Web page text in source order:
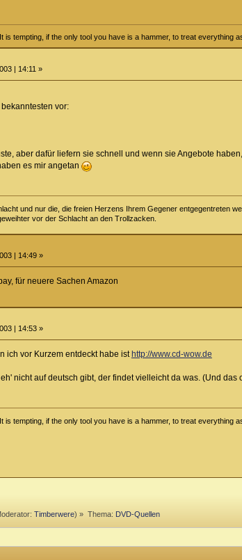
is tempting, if the only tool you have is a hammer, to treat everything
| 14:11 »
vor:
aber dafür liefern sie schnell und wenn sie Angebote
es mir angetan
und nur die, die freien Herzens Ihrem Gegener entgegentreten
vor der Schlacht an den Trollzacken.
| 14:49 »
für neuere Sachen Amazon
| 14:53 »
ich vor Kurzem entdeckt habe ist http://www.cd-wow.de
nicht auf deutsch gibt, der findet vielleicht da was. (Und das
is tempting, if the only tool you have is a hammer, to treat everything
Timberwere) » Thema: DVD-Quellen